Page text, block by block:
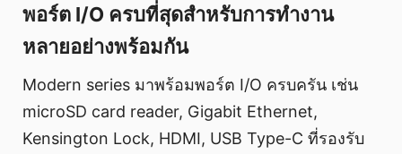
พอร์ต I/O ครบที่สุดสำหรับการทำงาน
หลายอย่างพร้อมกัน
Modern series มาพร้อมพอร์ต I/O ครบครัน เช่น
microSD card reader, Gigabit Ethernet,
Kensington Lock, HDMI, USB Type-C ที่รองรับ